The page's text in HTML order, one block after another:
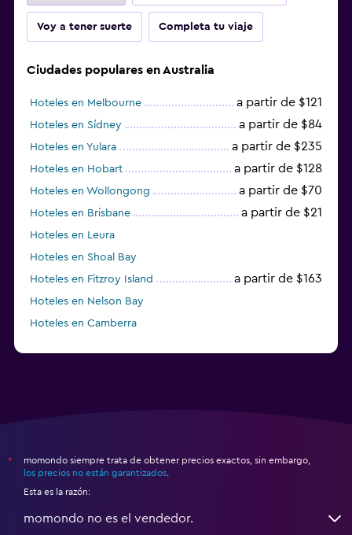
Voy a tener suerte Completa tu viaje
Ciudades populares en Australia
Hoteles en Melbourne a partir de $121
Hoteles en Sídney a partir de $84
Hoteles en Yulara a partir de $235
Hoteles en Hobart a partir de $128
Hoteles en Wollongong a partir de $70
Hoteles en Brisbane a partir de $21
Hoteles en Leura
Hoteles en Shoal Bay
Hoteles en Fitzroy Island
a partir de $163
Hoteles en Nelson Bay
Hoteles en Camberra
*
momondo siempre trata de obtener precios exactos, sin embargo,
los precios no están garantizados
Esta es la razón:
momondo no es el vendedor.